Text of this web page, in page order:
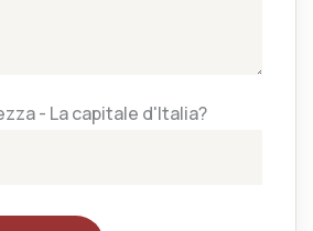
- La capitale d'Italia?